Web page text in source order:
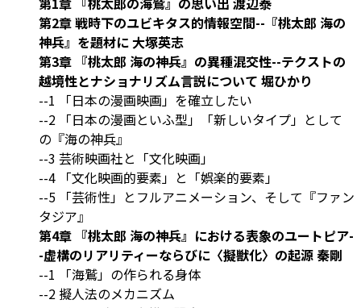
第2章 戦時下のユビキタス的情報空間--『桃太郎 海の
神兵』を題材に 大塚英志
第3章 『桃太郎 海の神兵』の異種混交性--テクストの
越境性とナショナリズム言説について 堀ひかり
--1 「日本の漫画映画」を確立したい
--2 「日本の漫画といふ型」「新しいタイプ」として
の『海の神兵』
--3 芸術映画社と「文化映画」
--4 「文化映画的要素」と「娯楽的要素」
--5 「芸術性」とフルアニメーション、そして『ファン
タジア』
第4章 『桃太郎 海の神兵』における表象のユートピア-
-虚構のリアリティーならびに〈擬獣化〉の起源 秦剛
--1 「海鷲」の作られる身体
--2 擬人法のメカニズム